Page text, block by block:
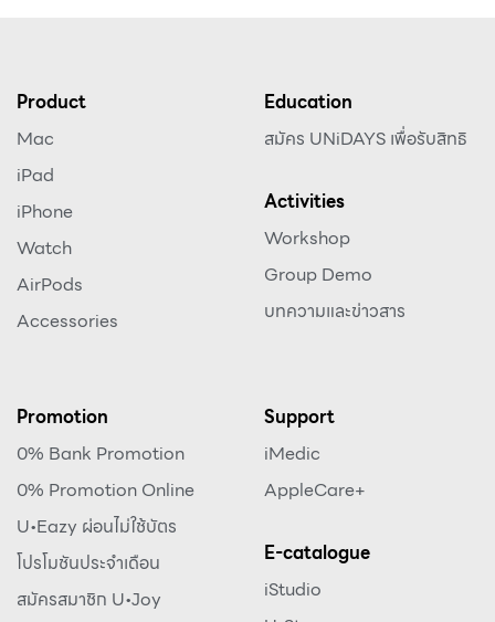
Product
Mac
iPad
iPhone
Watch
AirPods
Accessories
Education
สมัคร UNiDAYS เพื่อรับสิทธิ
Activities
Workshop
Group Demo
บทความและข่าวสาร
Promotion
0% Bank Promotion
0% Promotion Online
U•Eazy ผ่อนไม่ใช้บัตร
โปรโมชันประจำเดือน
สมัครสมาชิก U•Joy
Support
iMedic
AppleCare+
E-catalogue
iStudio